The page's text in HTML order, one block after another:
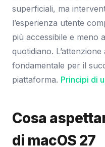
superficiali, ma
l’esperienza utente
più accessibile e meno
quotidiano.
fondamentale per il
piattaforma. Principi di
Cosa
di macOS 27